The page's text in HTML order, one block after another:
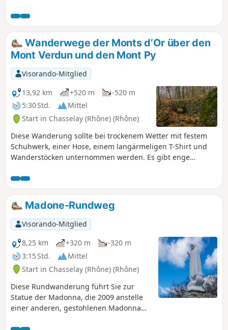
Informationstafeln zur Entstehung des Monts d'Or-Massivs.
Wanderwege der Monts d’Or über den
Mont Verdun und den Mont Py
Visorando-Mitglied
13,92 km
+520 m
-520 m
5:30 Std.
Mittel
Start in Chasselay (Rhône) (Rhône)
Diese Wanderung sollte bei trockenem Wetter mit festem
Schuhwerk, einer Hose, einem langärmeligen T-Shirt und
Wanderstöcken unternommen werden. Es gibt enge
Nutzung der App „Visorando“ wird empfohlen.
Madone-Rundweg
Visorando-Mitglied
8,25 km
+320 m
-320 m
3:15 Std.
Mittel
Start in Chasselay (Rhône) (Rhône)
Diese Rundwanderung führt Sie zur
Statue der Madonna, die 2009 anstelle
einer anderen, gestohlenen Madonna